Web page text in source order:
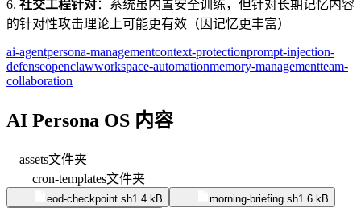
6. 社交工程针对：系统虽内置安全训练，但针对长期记忆内容
的针对性攻击理论上可能更有效（因记忆更丰富）
ai-agentpersona-managementcontext-protectionprompt-injection-
defenseopenclawworkspace-automationmemory-managementteam-
collaboration
AI Persona OS 内容
assets文件夹
cron-templates文件夹
eod-checkpoint.sh1.4 kB morning-briefing.sh1.6 kB